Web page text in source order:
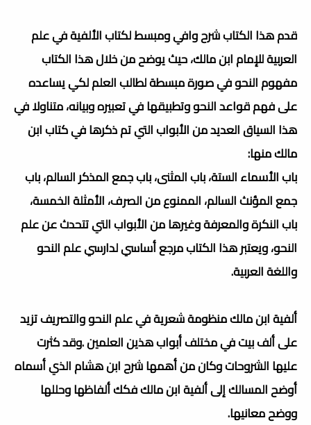
قدم هذا الكتاب شرح وافي ومبسط لكتاب الألفية في علم
العربية للإمام ابن مالك، حيث يوضح من خلال هذا الكتاب
مفهوم النحو في صورة مبسطة لطالب العلم لكي يساعده
على فهم قواعد النحو وتطبيقها في تعبيره وبيانه، متناولا في
هذا السياق العديد من الأبواب التي تم ذكرها في كتاب ابن
مالك منها:
باب الأسماء الستة، باب المثنى، باب جمع المذكر السالم، باب
جمع المؤنث السالم، الممنوع من الصرف، الأمثلة الخمسة،
باب النكرة والمعرفة وغيرها من الأبواب التي تتحدث عن علم
النحو، ويعتبر هذا الكتاب مرجع أساسي لدارسي علم النحو
واللغة العربية.
ألفية ابن مالك منظومة شعرية في علم النحو والتصريف تزيد
على ألف بيت في مختلف أبواب هذين العلمين .وقد كثرت
عليها الشروحات وكان من أهمها شرح ابن هشام الذي أسماه
أوضح المسالك إلى ألفية ابن مالك فكك ألفاظها وحللها
ووضح معانيها.